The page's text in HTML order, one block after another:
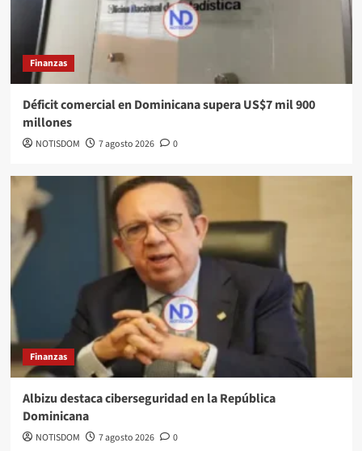
Finanzas
Déficit comercial en Dominicana supera US$7 mil 900
millones
NOTISDOM 7 agosto 2026 0
Finanzas
Albizu destaca ciberseguridad en la República
Dominicana
NOTISDOM 7 agosto 2026 0